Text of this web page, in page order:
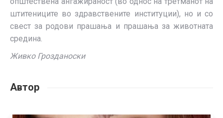
штитениците во здравствените институции), но и со
свест за родови прашања и прашања за животната
средина.
Живко Грозданоски
Автор